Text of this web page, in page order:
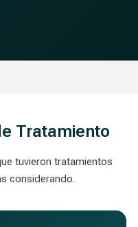
Tratamiento
tuvieron tratamientos
considerando.